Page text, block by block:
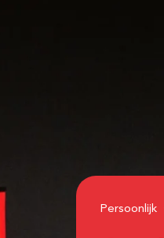
Persoonlijk